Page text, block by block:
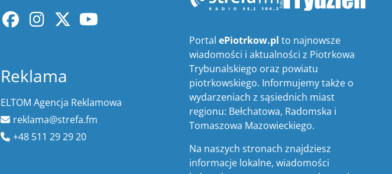
Reklama
ELTOM Agencja Reklamowa
reklama@strefa.fm
+48 511 29 29 20
PortalePiotrkow.pl to najnowsze
wiadomości i aktualności z Piotrkowa
Trybunalskiego oraz powiatu
piotrkowskiego. Informujemy także o
wydarzeniach z sąsiednich miast
regionu: Bełchatowa, Radomska i
Tomaszowa Mazowieckiego.
Na naszych stronach znajdziesz
informacje lokalne, wiadomości